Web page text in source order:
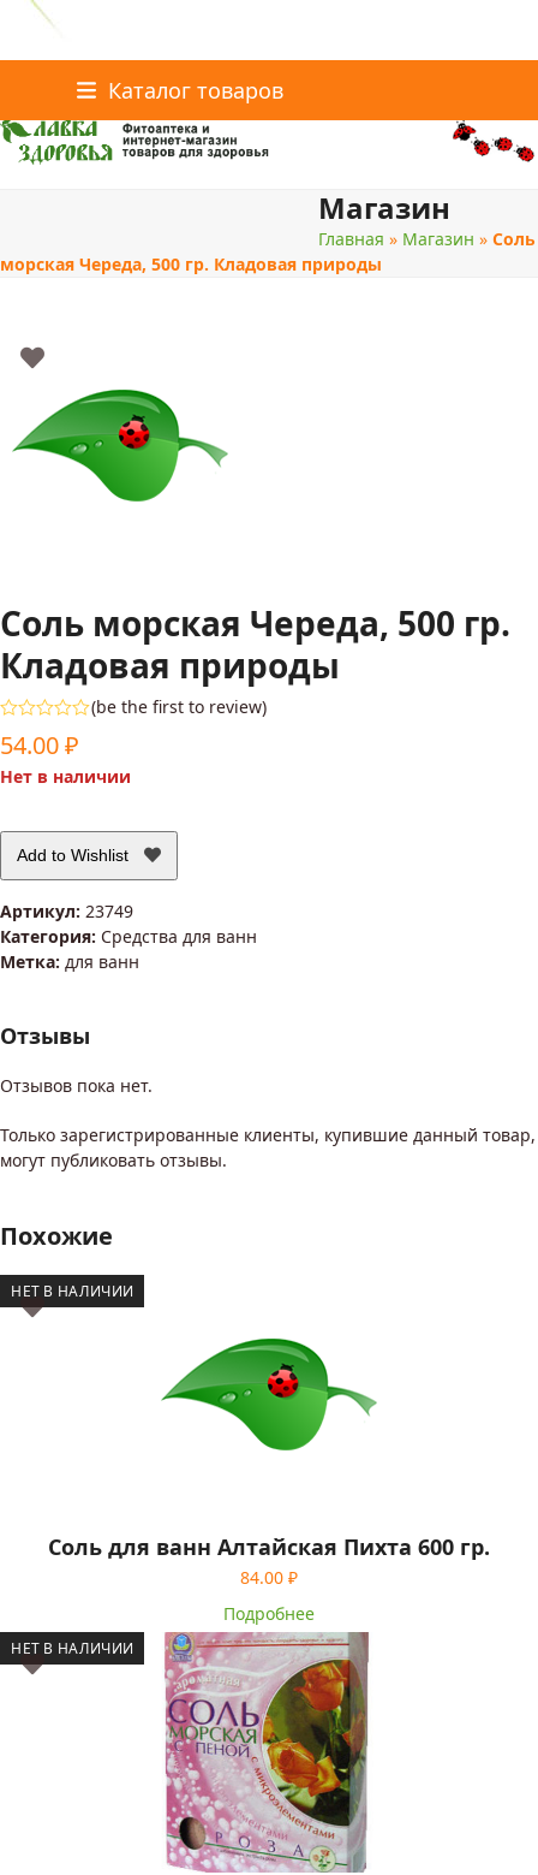
content
Каталог товаров
Доставка и оплата
Скидки
Магазин
Главная » Магазин » Соль
морская Череда, 500 гр. Кладовая природы
Соль морская Череда, 500 гр.
Кладовая природы
0
5
(be the first to review)
54.00₽
Нет в наличии
Add to Wishlist
Артикул: 23749
Категория: Средства для ванн
Метка: для ванн
Отзывы
Отзывов пока нет.
Только зарегистрированные клиенты, купившие данный товар,
могут публиковать отзывы.
Похожие
НЕТ В НАЛИЧИИ
Соль для ванн Алтайская Пихта 600 гр.
84.00 ₽
Подробнее
НЕТ В НАЛИЧИИ